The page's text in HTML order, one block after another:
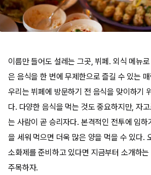
이름만 들어도 설레는 그곳, 뷔페. 외식 메뉴
은 음식을 한 번에 무제한으로 즐길 수 있는
우리는 뷔페에 방문하기 전 음식을 맞이하기
다. 다양한 음식을 먹는 것도 중요하지만, 자
는 사람이 곧 승리자다. 본격적인 전투에 임하
을 세워 먹으면 더욱 많은 양을 먹을 수 있다.
소화제를 준비하고 있다면 지금부터 소개하
주목하자.